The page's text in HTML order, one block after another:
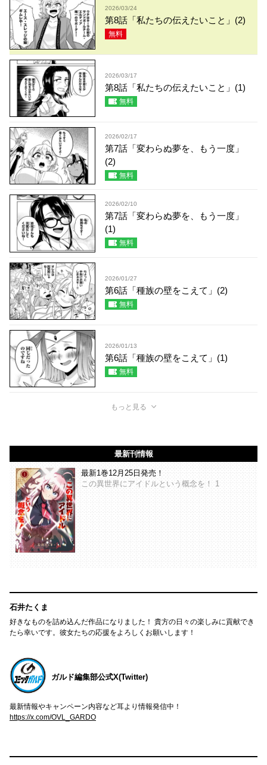
2026/03/24
第8話「私たちの伝えたいこと」(2)
無料
2026/03/17
第8話「私たちの伝えたいこと」(1)
無料
2026/02/17
第7話「変わらぬ夢を、もう一度」
(2)
無料
2026/02/10
第7話「変わらぬ夢を、もう一度」
(1)
無料
2026/01/27
第6話「種族の壁をこえて」(2)
無料
2026/01/13
第6話「種族の壁をこえて」(1)
無料
もっと見る
最新刊情報
最新1巻12月25日発売！
この異世界にアイドルという概念を！ 1
石井たくま
好きなものを詰め込んだ作品になりました！ 貴方の日々の楽しみに貢献でき
たら幸いです。彼女たちの応援をよろしくお願いします！
ガルド編集部公式X(Twitter)
最新情報やキャンペーン内容など耳より情報発信中！
https://x.com/OVL_GARDO